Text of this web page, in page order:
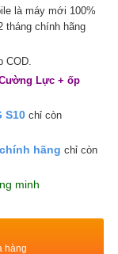
là máy mới 100%
tháng chính hãng
COD.
Lực + ốp
S10 chỉ còn
hãng chỉ còn
minh
hàng